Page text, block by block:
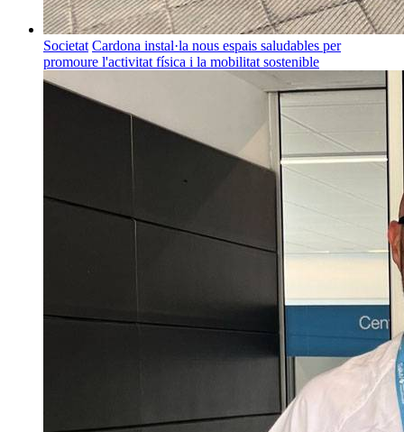
Societat Cardona instal·la nous espais saludables per
promoure l'activitat física i la mobilitat sostenible